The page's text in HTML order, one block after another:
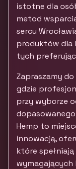
istotne dla
metod
sercu
produktów dla
tych
Zapraszamy
gdzie
przy wyborze
Hemp to
innowacją,
które
wymagających